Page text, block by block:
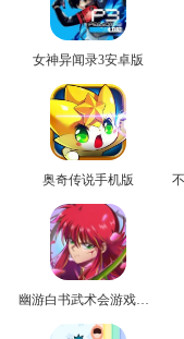
女神异闻录3安卓版
奥奇传说手机版
幽游白书武术会游戏正版